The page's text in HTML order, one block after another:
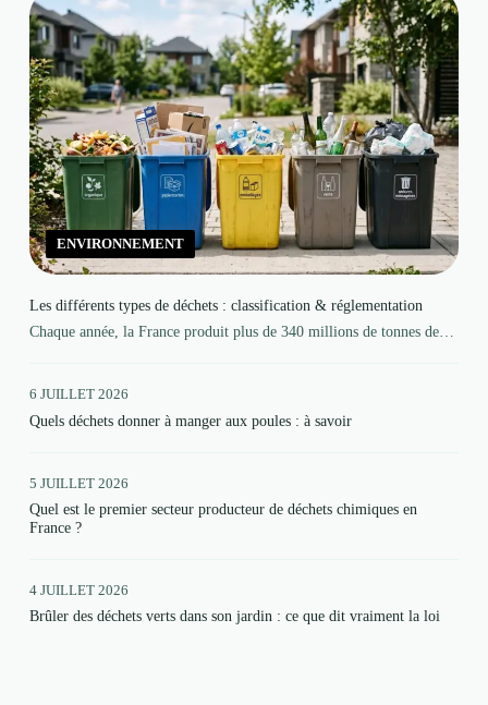
ENVIRONNEMENT
Les différents types de déchets : classification & réglementation
Chaque année, la France produit plus de 340 millions de tonnes de…
6 JUILLET 2026
Quels déchets donner à manger aux poules : à savoir
5 JUILLET 2026
Quel est le premier secteur producteur de déchets chimiques en
France ?
4 JUILLET 2026
Brûler des déchets verts dans son jardin : ce que dit vraiment la loi